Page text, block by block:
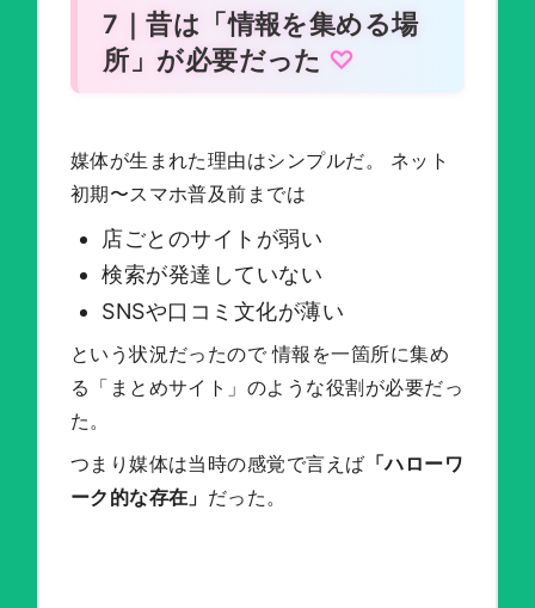
7｜昔は「情報を集める場
所」が必要だった
媒体が生まれた理由はシンプルだ。 ネット
初期〜スマホ普及前までは
店ごとのサイトが弱い
検索が発達していない
SNSや口コミ文化が薄い
という状況だったので 情報を一箇所に集め
る「まとめサイト」のような役割が必要だっ
た。
つまり媒体は当時の感覚で言えば 「ハローワ
ーク的な存在」 だった。